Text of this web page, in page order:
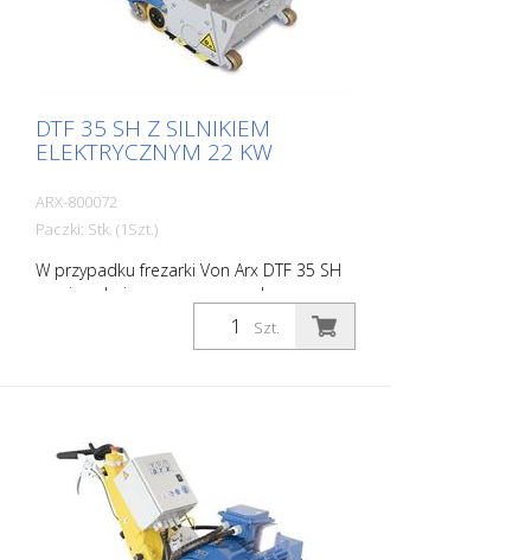
DTF 35 SH Z SILNIKIEM
ELEKTRYCZNYM 22 KW
ARX-800072
Paczki: Stk. (1Szt.)
W przypadku frezarki Von Arx DTF 35 SH
powierzchnia przeznaczona do
frezowania nie jest dobijana, lecz
starannie szlifowana. Dzięki temu
usuwają materiał z milimetrową precyzją.
Zasilanie: 3 x 400 V, 50 HZ Szerokość
cięcia: 35 cm Odległość od ściany: 10,7
cm Głębokość cięcia: do 25 mm Moc: 22
kW Dostawa bez narzędzi frezujących,
Szt.